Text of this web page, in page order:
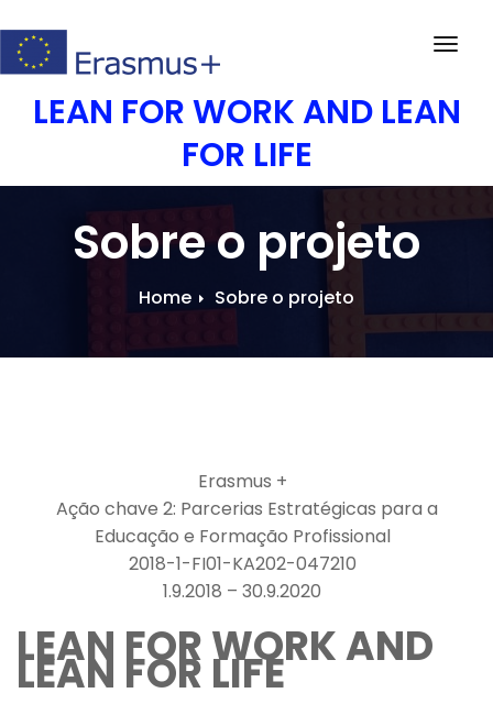
content
LEAN FOR WORK AND LEAN
FOR LIFE
Sobre o projeto
Home Sobre o projeto
Erasmus +
Ação chave 2: Parcerias Estratégicas para a
Educação e Formação Profissional
2018-1-FI01-KA202-047210
1.9.2018 – 30.9.2020
LEAN FOR WORK AND
LEAN FOR LIFE